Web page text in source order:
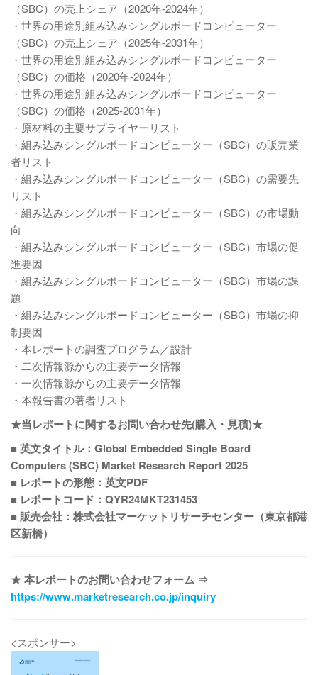
（SBC）の売上シェア（2020年-2024年）
・世界の用途別組み込みシングルボードコンピューター
（SBC）の売上シェア（2025年-2031年）
・世界の用途別組み込みシングルボードコンピューター
（SBC）の価格（2020年-2024年）
・世界の用途別組み込みシングルボードコンピューター
（SBC）の価格（2025-2031年）
・原材料の主要サプライヤーリスト
・組み込みシングルボードコンピューター（SBC）の販売業
者リスト
・組み込みシングルボードコンピューター（SBC）の需要先
リスト
・組み込みシングルボードコンピューター（SBC）の市場動
向
・組み込みシングルボードコンピューター（SBC）市場の促
進要因
・組み込みシングルボードコンピューター（SBC）市場の課
題
・組み込みシングルボードコンピューター（SBC）市場の抑
制要因
・本レポートの調査プログラム／設計
・二次情報源からの主要データ情報
・一次情報源からの主要データ情報
・本報告書の著者リスト
★当レポートに関するお問い合わせ先(購入・見積)★
■ 英文タイトル：Global Embedded Single Board
Computers (SBC) Market Research Report 2025
■ レポートの形態：英文PDF
■ レポートコード：QYR24MKT231453
■ 販売会社：株式会社マーケットリサーチセンター（東京都港
区新橋）
★ 本レポートのお問い合わせフォーム ⇒
https://www.marketresearch.co.jp/inquiry
<スポンサー>